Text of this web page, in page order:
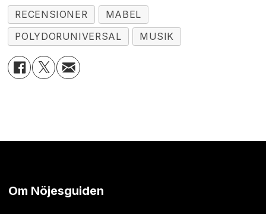
RECENSIONER
MABEL
POLYDORUNIVERSAL
MUSIK
Om Nöjesguiden